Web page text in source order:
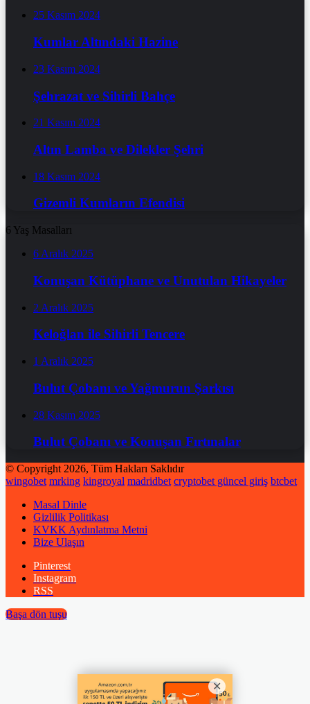
25 Kasım 2024
Kumlar Altındaki Hazine
23 Kasım 2024
Şehrazat ve Sihirli Bahçe
21 Kasım 2024
Altın Lamba ve Dilekler Şehri
18 Kasım 2024
Gizemli Kumların Efendisi
6 Yaş Masalları
6 Aralık 2025
Konuşan Kütüphane ve Unutulan Hikayeler
2 Aralık 2025
Keloğlan ile Sihirli Tencere
1 Aralık 2025
Bulut Çobanı ve Yağmurun Şarkısı
28 Kasım 2025
Bulut Çobanı ve Konuşan Fırtınalar
© Copyright 2026, Tüm Hakları Saklıdır
wingobet mrking kingroyal madridbet cryptobet güncel giriş btcbet
Masal Dinle
Gizlilik Politikası
KVKK Aydınlatma Metni
Bize Ulaşın
Pinterest
Instagram
RSS
Başa dön tuşu